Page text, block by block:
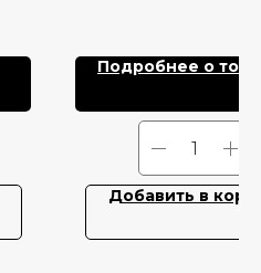
Подробнее о
Добавить в